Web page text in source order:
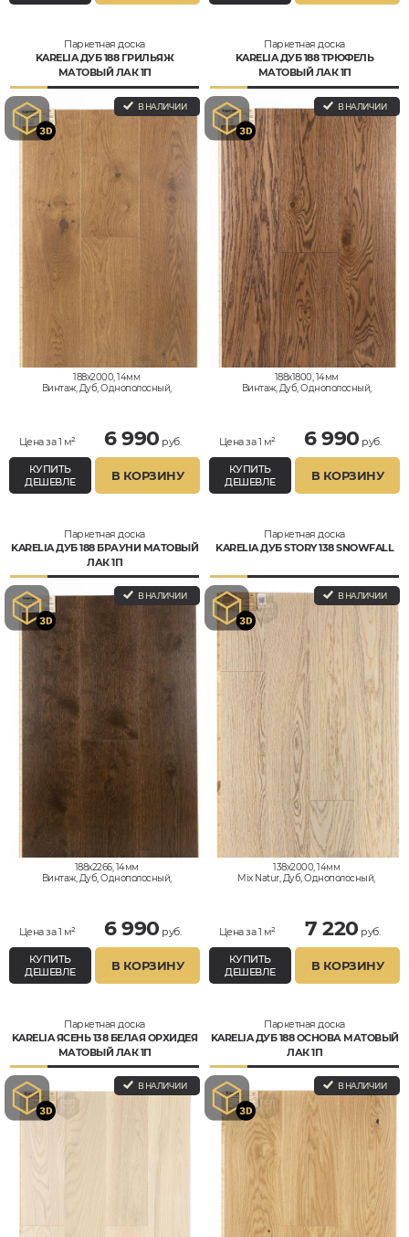
Паркетная доска
KARELIA ДУБ 188 ГРИЛЬЯЖ
МАТОВЫЙ ЛАК 1П
В НАЛИЧИИ
188x2000, 14мм
Винтаж, Дуб, Однополосный,
Цена за 1 м² 6 990 руб.
КУПИТЬ
ДЕШЕВЛЕ
В КОРЗИНУ
Паркетная доска
KARELIA ДУБ 188 ТРЮФЕЛЬ
МАТОВЫЙ ЛАК 1П
В НАЛИЧИИ
188x1800, 14мм
Винтаж, Дуб, Однополосный,
Цена за 1 м² 6 990 руб.
КУПИТЬ
ДЕШЕВЛЕ
В КОРЗИНУ
Паркетная доска
KARELIA ДУБ 188 БРАУНИ МАТОВЫЙ
ЛАК 1П
В НАЛИЧИИ
188x2266, 14мм
Винтаж, Дуб, Однополосный,
Цена за 1 м² 6 990 руб.
КУПИТЬ
ДЕШЕВЛЕ
В КОРЗИНУ
Паркетная доска
KARELIA ДУБ STORY 138 SNOWFALL
В НАЛИЧИИ
138x2000, 14мм
Mix Natur, Дуб, Однополосный,
Цена за 1 м² 7 220 руб.
КУПИТЬ
ДЕШЕВЛЕ
В КОРЗИНУ
Паркетная доска
KARELIA ЯСЕНЬ 138 БЕЛАЯ ОРХИДЕЯ
МАТОВЫЙ ЛАК 1П
В НАЛИЧИИ
Паркетная доска
KARELIA ДУБ 188 ОСНОВА МАТОВЫЙ
ЛАК 1П
В НАЛИЧИИ